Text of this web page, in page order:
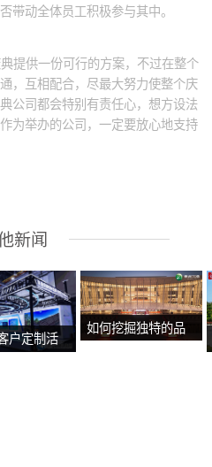
带动全体员工积极参与其中。
提供一份可行的方案，不过在整个
，互相配合，尽最大努力使整个庆
公司都会特别有责任心，想方设法
为举办的公司，一定要放心地支持
新闻
户定制活
如何挖掘独特的品